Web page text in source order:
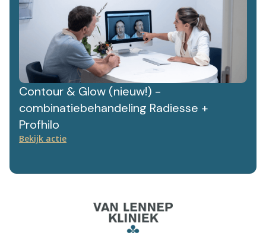
Contour & Glow (nieuw!) -
combinatiebehandeling Radiesse +
Profhilo
Bekijk actie